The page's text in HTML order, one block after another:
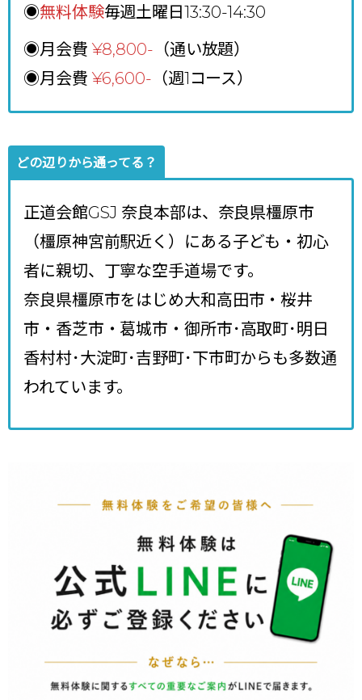
◉無料体験毎週土曜日13:30-14:30
◉月会費 ¥8,800- （通い放題）
◉月会費 ¥6,600- （週1コース）
どの辺りから通ってる？
正道会館GSJ 奈良本部は、奈良県橿原市
（橿原神宮前駅近く）にある子ども・初心
者に親切、丁寧な空手道場です。
奈良県橿原市をはじめ大和高田市・桜井
市・香芝市・葛城市・御所市･高取町･明日
香村村･大淀町･吉野町･下市町からも多数通
われています。